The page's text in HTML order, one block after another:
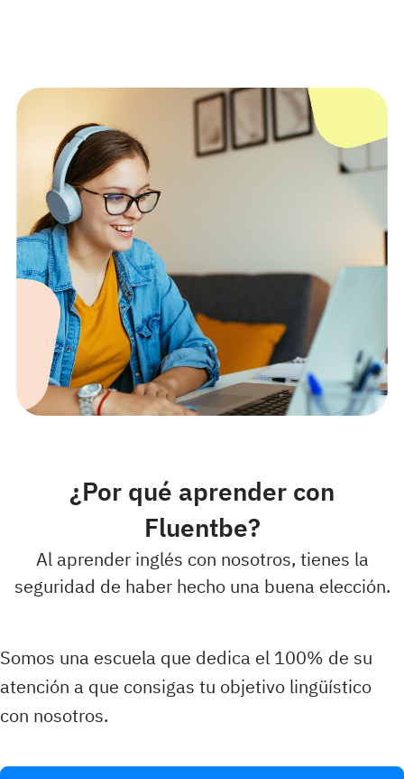
¿Por qué aprender con
Fluentbe?
Al aprender inglés con nosotros, tienes la
seguridad de haber hecho una buena elección.
Somos una escuela que dedica el 100% de su
atención a que consigas tu objetivo lingüístico
con nosotros.